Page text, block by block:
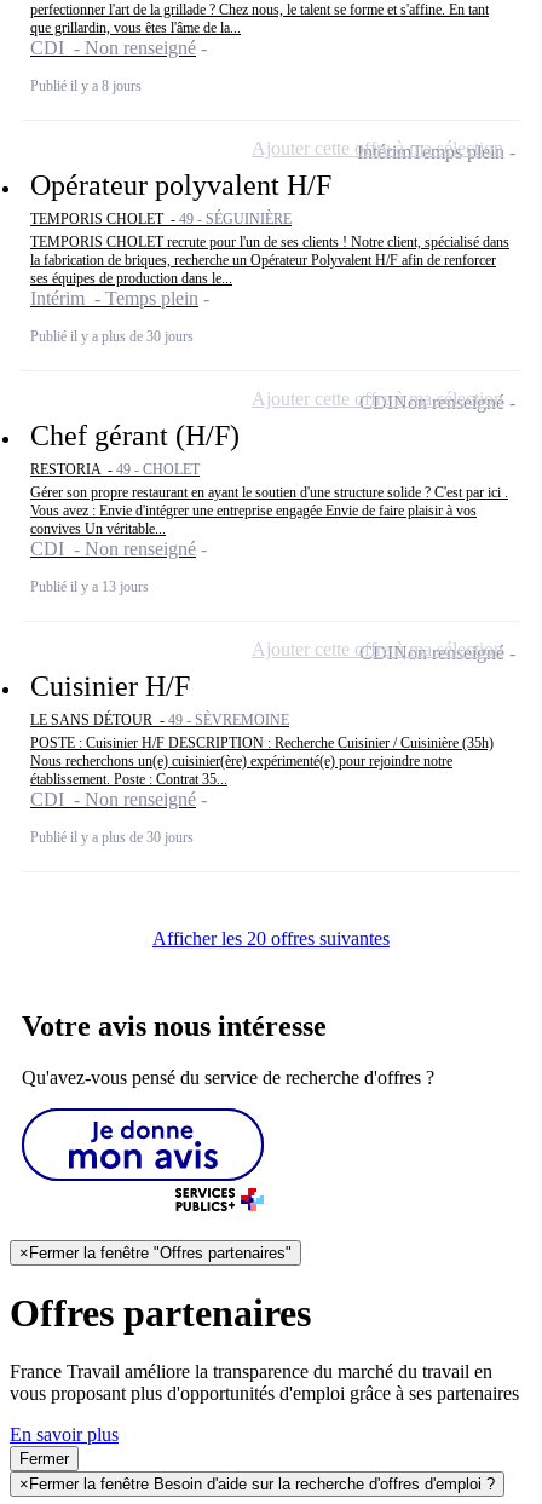
perfectionner l'art de la grillade ? Chez nous, le talent se forme et s'affine. En tant
que grillardin, vous êtes l'âme de la...
CDI - Non renseigné
Publié il y a 8 jours
Opérateur polyvalent H/F
TEMPORIS CHOLET - 49 - SÉGUINIÈRE
TEMPORIS CHOLET recrute pour l'un de ses clients ! Notre client, spécialisé dans
la fabrication de briques, recherche un Opérateur Polyvalent H/F afin de renforcer
ses équipes de production dans le...
Intérim - Temps plein
Publié il y a plus de 30 jours
IntérimTemps plein
Ajouter cette offre à ma sélection
Chef gérant (H/F)
RESTORIA - 49 - CHOLET
Gérer son propre restaurant en ayant le soutien d'une structure solide ? C'est par ici .
Vous avez : Envie d'intégrer une entreprise engagée Envie de faire plaisir à vos
convives Un véritable...
CDI - Non renseigné
Publié il y a 13 jours
CDINon renseigné
Ajouter cette offre à ma sélection
Cuisinier H/F
LE SANS DÉTOUR - 49 - SÈVREMOINE
POSTE : Cuisinier H/F DESCRIPTION : Recherche Cuisinier / Cuisinière (35h)
Nous recherchons un(e) cuisinier(ère) expérimenté(e) pour rejoindre notre
établissement. Poste : Contrat 35...
CDI - Non renseigné
Publié il y a plus de 30 jours
CDINon renseigné
Ajouter cette offre à ma sélection
Afficher les 20 offres suivantes
Votre avis nous intéresse
Qu'avez-vous pensé du service de recherche d'offres ?
×Fermer la fenêtre "Offres partenaires"
Offres partenaires
France Travail améliore la transparence du marché du travail en
vous proposant plus d'opportunités d'emploi grâce à ses partenaires
En savoir plus
Fermer
× Fermer la fenêtre Besoin d'aide sur la recherche d'offres d'emploi ?